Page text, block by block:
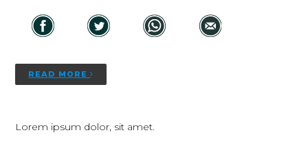
READ MORE
Lorem ipsum dolor, sit amet.